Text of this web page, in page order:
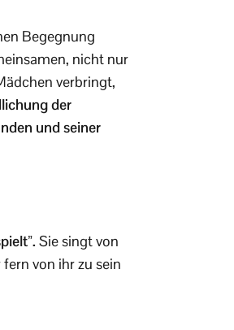
Begegnung
nicht nur
verbringt,
der
und seiner
Sie singt von
von ihr zu sein